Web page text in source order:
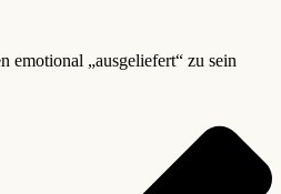
emotional „ausgeliefert“ zu sein